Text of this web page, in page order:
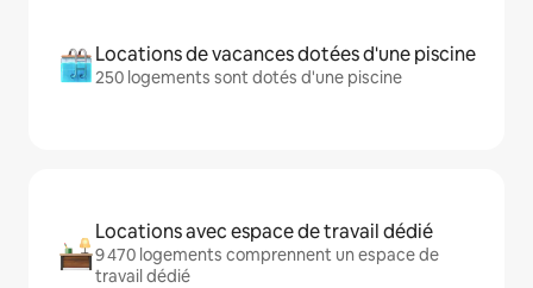
Locations de vacances dotées d'une piscine
250 logements sont dotés d'une piscine
Locations avec espace de travail dédié
9 470 logements comprennent un espace de
travail dédié